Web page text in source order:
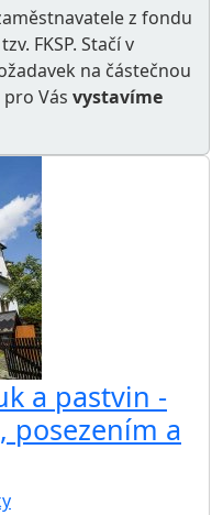
z fondu
FKSP. Stačí v
na částečnou
Vás vystavíme
a pastvin -
posezením a